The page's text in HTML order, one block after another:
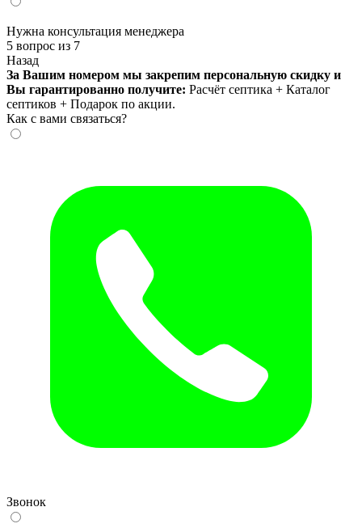
Нужна консультация менеджера
5 вопрос из 7
Назад
За Вашим номером мы закрепим персональную скидку и
Вы гарантированно получите: Расчёт септика + Каталог
септиков + Подарок по акции.
Как с вами связаться?
Звонок